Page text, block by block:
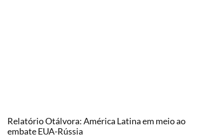
Relatório Otálvora: América Latina em meio ao
embate EUA-Rússia